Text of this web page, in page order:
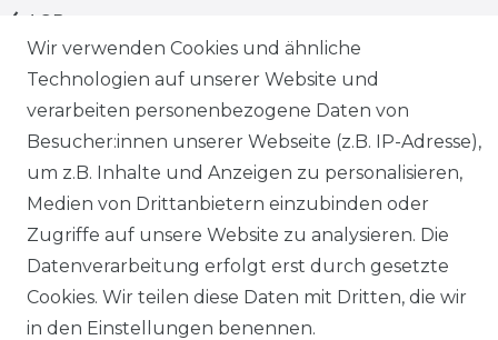
AGB
DATENSCHUTZ
Facebook
YouTube
Sicher Bezahlen
Wir verwenden Cookies und ähnliche
Technologien auf unserer Website und
verarbeiten personenbezogene Daten von
Besucher:innen unserer Webseite (z.B. IP-Adresse),
um z.B. Inhalte und Anzeigen zu personalisieren,
Medien von Drittanbietern einzubinden oder
Zugriffe auf unsere Website zu analysieren. Die
Datenverarbeitung erfolgt erst durch gesetzte
Cookies. Wir teilen diese Daten mit Dritten, die wir
in den Einstellungen benennen.